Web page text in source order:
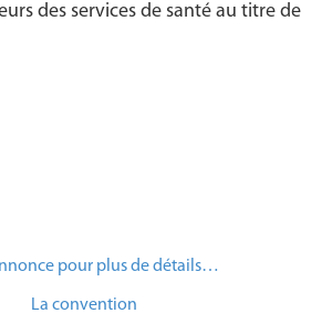
des services de santé au titre de
pour plus de détails…
La convention